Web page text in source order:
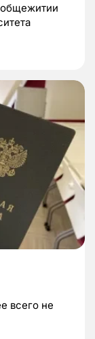
общежитии
всего не